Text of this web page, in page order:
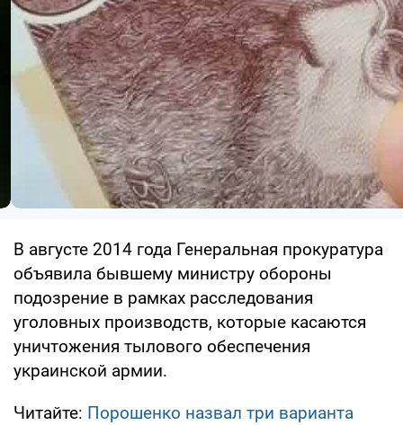
В августе 2014 года Генеральная прокуратура
объявила бывшему министру обороны
подозрение в рамках расследования
уголовных производств, которые касаются
уничтожения тылового обеспечения
украинской армии.
Читайте: Порошенко назвал три варианта